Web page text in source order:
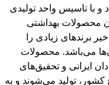
می‌باشد. محصولات
ایرانی و تحقیق‌های
کشور، تولید می‌شوند و به